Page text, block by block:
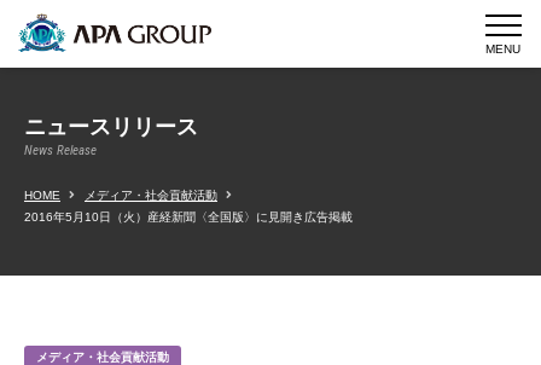
MENU
ニュースリリース
News Release
HOME
メディア・社会貢献活動
2016年5月10日（火）産経新聞〈全国版〉に見開き広告掲載
メディア・社会貢献活動